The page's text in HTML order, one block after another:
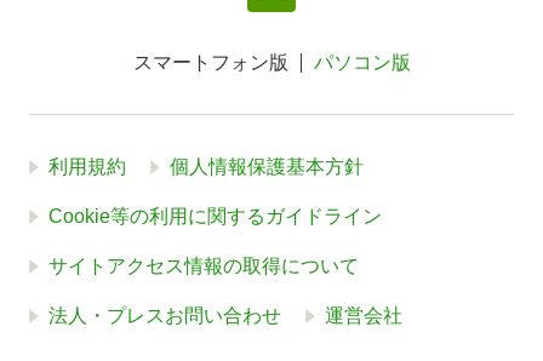
スマートフォン版 パソコン版
利用規約 個人情報保護基本方針
Cookie等の利用に関するガイドライン
サイトアクセス情報の取得について
法人・プレスお問い合わせ 運営会社